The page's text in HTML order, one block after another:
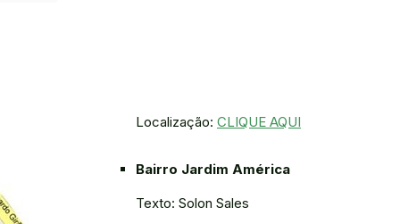
Localização: CLIQUE AQUI
Bairro Jardim América
Texto: Solon Sales